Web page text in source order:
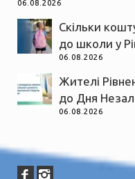
06.08.2026
Скільки
до школи у
06.08.2026
Жителі
до Дня
06.08.2026